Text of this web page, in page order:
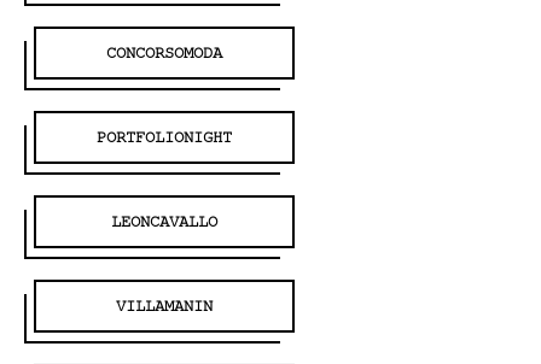
CONCORSOMODA
PORTFOLIONIGHT
LEONCAVALLO
VILLAMANIN